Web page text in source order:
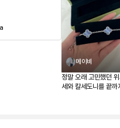
메이비
정말 오래 고민했던
세와 칼세도니를 끝까